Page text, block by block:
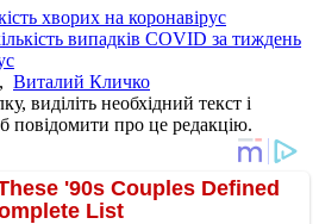
хворих на коронавірус
випадків COVID за тиждень
, Виталий Кличко
виділіть необхідний текст і
повідомити про це редакцію.